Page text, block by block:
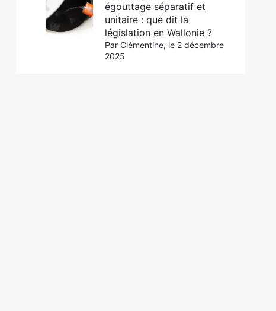
égouttage séparatif et
unitaire : que dit la
législation en Wallonie ?
Par Clémentine, le 2 décembre
2025